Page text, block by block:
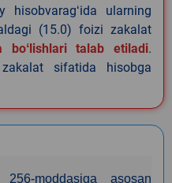
hisobvaragʻida ularning
(15.0) foizi zakalat
boʻlishlari talab etiladi.
sifatida hisobga
moddasiga asosan